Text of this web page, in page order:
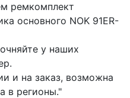
ремкомплект
основного NOK 91ER-
у наших
и на заказ, возможна
в регионы."